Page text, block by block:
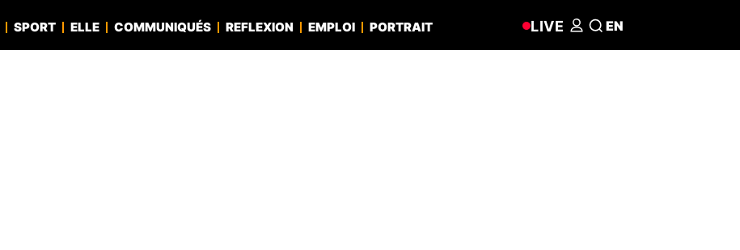
SPORT ELLE COMMUNIQUÉS REFLEXION EMPLOI PORTRAIT LIVE EN